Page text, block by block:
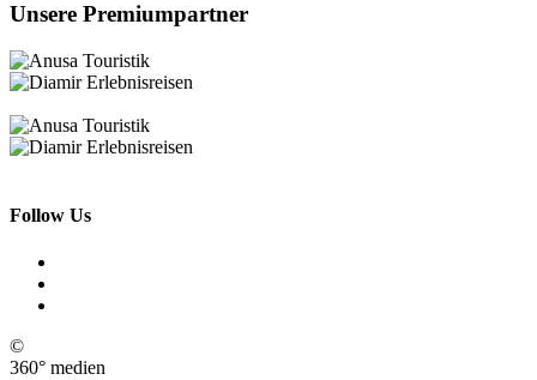
Unsere Premiumpartner
Follow Us
©
360° medien